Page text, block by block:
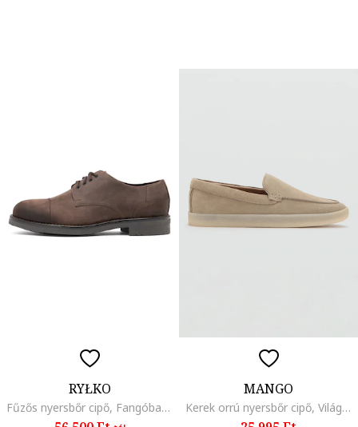
RYŁKO
Fűzős nyersbőr cipő, Fangóbarna
MANGO
Kerek orrú nyersbőr cipő, Világosbézs